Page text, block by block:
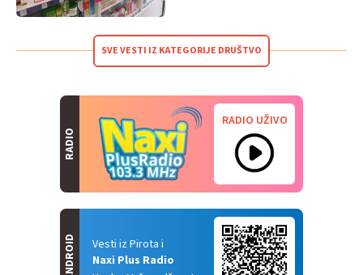
SVE VESTI IZ KATEGORIJE DRUŠTVO
RADIO
RADIO UŽIVO
Vesti iz Pirota i
Naxi Plus Radio
ANDROID